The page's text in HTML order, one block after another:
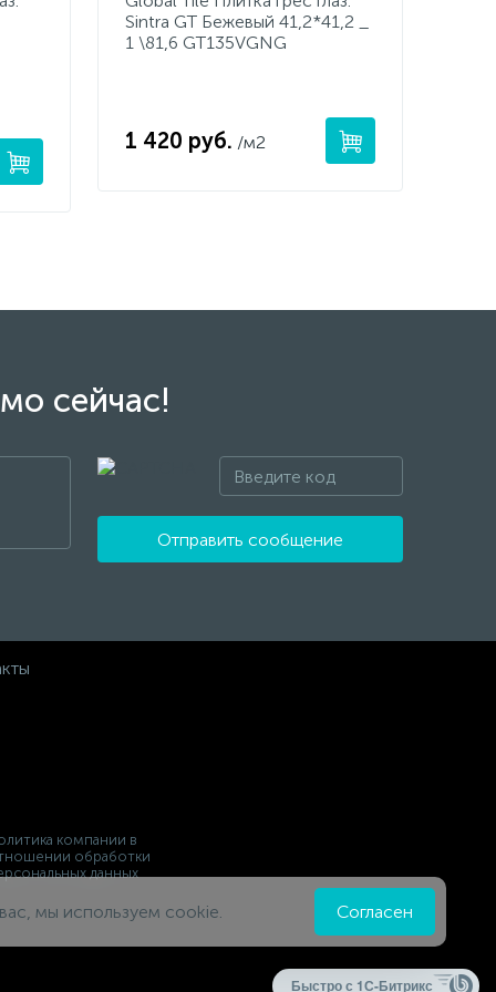
Sintra GT Бежевый 41,2*41,2 _
1 \81,6 GT135VGNG
1 420 руб. /м2
сейчас!
Отправить сообщение
компании в
обработки
данных
мы используем cookie. Согласен
Быстро с 1С-Битрикс